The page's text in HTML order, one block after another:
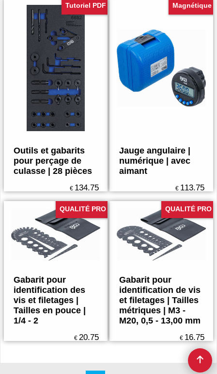
Tutoriel PDF
Outils et gabarits
pour perçage de
culasse | 28 pièces
€ 134.75
Magnétique
Jauge angulaire |
numérique | avec
aimant
€ 113.75
QUALITÉ PRO
Gabarit pour
identification des
vis et filetages |
Tailles en pouce |
1/4 - 2
€ 20.75
QUALITÉ PRO
Gabarit pour
identification de vis
et filetages | Tailles
métriques | M3 -
M20, 0,5 - 13,00 mm
€ 16.75